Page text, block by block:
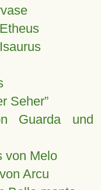
Seher”
Guarda und
von Melo
Arcu